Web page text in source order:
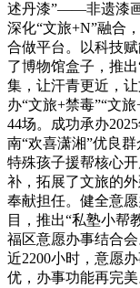
述丹漆”——非遗漆
深化“文旅+N”融合
合做平台。以科技
了博物馆盒子，推
集，让汗青更近，
办“文旅+禁毒”“文
44场。成功承办
南“欢喜潇湘”优良
特殊孩子援帮核心
补，拓展了文旅的
奉献担任。健全意
目，推出“私塾小帮
福区意愿办事结合
近2200小时，意愿
优，办事功能再完